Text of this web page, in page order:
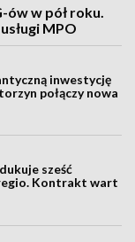
ów w pół roku.
MPO
inwestycję
połączy nowa
sześć
Kontrakt wart